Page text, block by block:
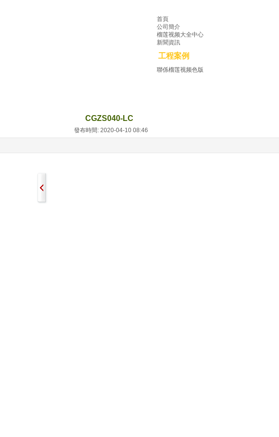
首頁
公司簡介
榴莲视频大全中心
新聞資訊
工程案例
聯係榴莲视频色版
CGZS040-LC
發布時間: 2020-04-10 08:46